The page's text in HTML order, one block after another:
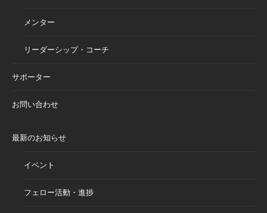
メンター
リーダーシップ・コーチ
サポーター
お問い合わせ
最新のお知らせ
イベント
フェロー活動・進捗